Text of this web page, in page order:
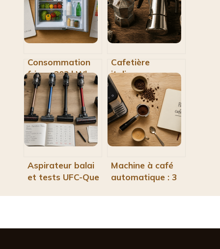
Consommation
frigo : 302 kWh
par an et 4
réglages pour
réduire votre
facture
Cafetière
italienne en
aluminium : entre
tradition culinaire
et risques pour la
santé
Aspirateur balai
et tests UFC-Que
Machine à café
automatique : 3